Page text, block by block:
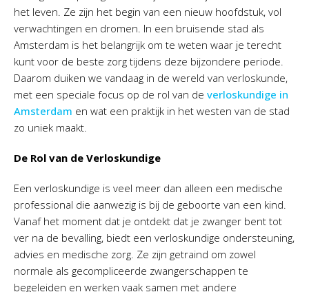
het leven. Ze zijn het begin van een nieuw hoofdstuk, vol
verwachtingen en dromen. In een bruisende stad als
Amsterdam is het belangrijk om te weten waar je terecht
kunt voor de beste zorg tijdens deze bijzondere periode.
Daarom duiken we vandaag in de wereld van verloskunde,
met een speciale focus op de rol van de verloskundige in
Amsterdam en wat een praktijk in het westen van de stad
zo uniek maakt.
De Rol van de Verloskundige
Een verloskundige is veel meer dan alleen een medische
professional die aanwezig is bij de geboorte van een kind.
Vanaf het moment dat je ontdekt dat je zwanger bent tot
ver na de bevalling, biedt een verloskundige ondersteuning,
advies en medische zorg. Ze zijn getraind om zowel
normale als gecompliceerde zwangerschappen te
begeleiden en werken vaak samen met andere